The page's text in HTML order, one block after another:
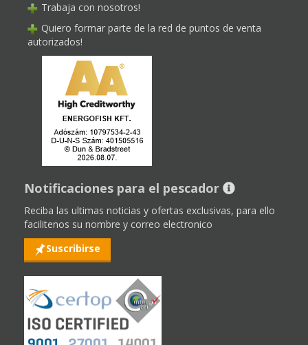
Trabaja con nosotros!
Quiero formar parte de la red de puntos de venta
autorizados!
Notificaciones para el pescador
Reciba las ultimas noticias y ofertas exclusivas, para ello
facilitenos su nombre y correo electronico
Suscribirse